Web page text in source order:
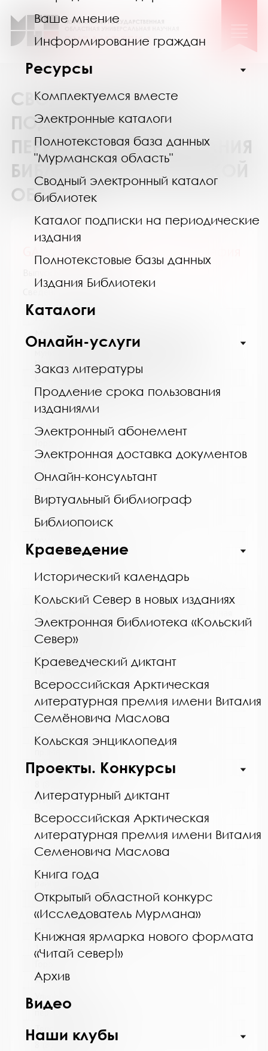
Ваше мнение
Информирование граждан
Ресурсы
Комплектуемся вместе
Электронные каталоги
Полнотекстовая база данных
"Мурманская область"
Сводный электронный каталог
библиотек
Каталог подписки на периодические
издания
Полнотекстовые базы данных
Издания Библиотеки
Каталоги
Онлайн-услуги
Заказ литературы
Продление срока пользования
изданиями
Электронный абонемент
Электронная доставка документов
Онлайн-консультант
Виртуальный библиограф
Библиопоиск
Краеведение
Исторический календарь
Кольский Север в новых изданиях
Электронная библиотека «Кольский
Север»
Краеведческий диктант
Всероссийская Арктическая
литературная премия имени Виталия
Семёновича Маслова
Кольская энциклопедия
Проекты. Конкурсы
Литературный диктант
Всероссийская Арктическая
литературная премия имени Виталия
Семеновича Маслова
Книга года
Открытый областной конкурс
«Исследователь Мурмана»
Книжная ярмарка нового формата
«Читай север!»
Архив
Видео
Наши клубы
СВОДНЫЙ КАТАЛОГ
ПОДПИСКИ НА
ПЕРИОДИЧЕСКИЕ ИЗДАНИЯ
БИБЛИОТЕК МУРМАНСКОЙ
ОБЛАСТИ
GALA Биография / ГАЛА Биография
Сведения о держателях
Название библиотеки:
Муниципальное бюджетное учреждение
культуры "Кольская детская библиотека"
муниципального образования Кольский
муниципальный округ Мурманской области
Сокращенное название:
МБУК "Кольская детская библиотека"
Почтовый индекс:
184381
Кола
Улица, дом:
Телефон:
8 (81553) 3-35-48
https://bibliokinder.kulturu.ru
Название библиотеки:
система
Сокращенное название:
МБУК Мончегорская ЦБС
Почтовый индекс:
184511
Город:
Мончегорск
Улица, дом:
Телефон:
www:
http://monlib.ru/
Название библиотеки:
Межпоселенческая библиотека Кольского
Сокращенное название:
МУК МБ Кольского района
Почтовый индекс:
184361
Кола
пер. Островский, д. 6
8 (81553) 3-59-88